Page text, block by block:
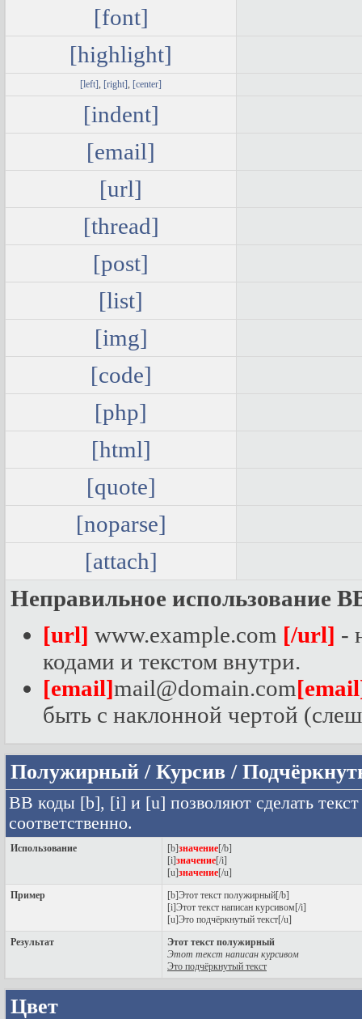
[font]
[highlight]
[left], [right], [center]
[indent]
[email]
[url]
[thread]
[post]
[list]
[img]
[code]
[php]
[html]
[quote]
[noparse]
[attach]
Неправильное использование
[url] www.example.com [/url] -
кодами и текстом внутри.
[email]mail@domain.com
быть с наклонной чертой
Полужирный / Курсив /
BB коды [b], [i] и [u] позволяют сделать
соответственно.
Использование [b]значение[/b]
[i]значение[/i]
[u]значение[/u]
Пример
[b]Этот текст полужирный[/b]
[i]Этот текст написан курсивом[/i]
[u]Это подчёркнутый текст[/u]
Результат
Этот текст полужирный
Этот текст написан курсивом
Это подчёркнутый текст
Цвет